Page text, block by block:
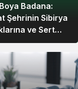
332,21
58,02
85,68
Badana:
Şehrinin Sibirya
ve Sert
Uygun